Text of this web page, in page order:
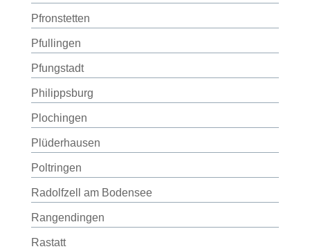
Pfronstetten
Pfullingen
Pfungstadt
Philippsburg
Plochingen
Plüderhausen
Poltringen
Radolfzell am Bodensee
Rangendingen
Rastatt